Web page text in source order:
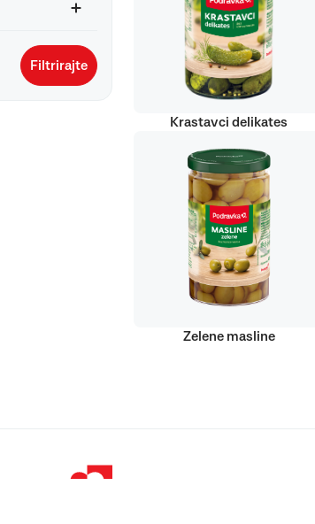
Filtrirajte
Krastavci delikates
Zelene masline